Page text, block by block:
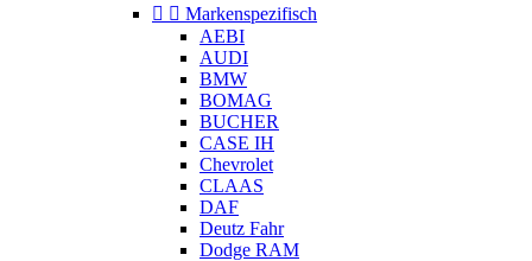
  Markenspezifisch
AEBI
AUDI
BMW
BOMAG
BUCHER
CASE IH
Chevrolet
CLAAS
DAF
Deutz Fahr
Dodge RAM